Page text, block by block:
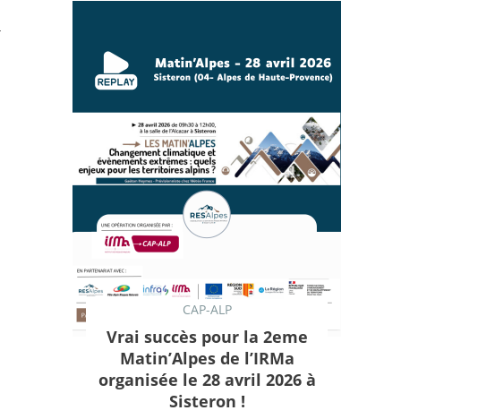
CAP-ALP
Vrai succès pour la 2eme
Matin’Alpes de l’IRMa
organisée le 28 avril 2026 à
Sisteron !